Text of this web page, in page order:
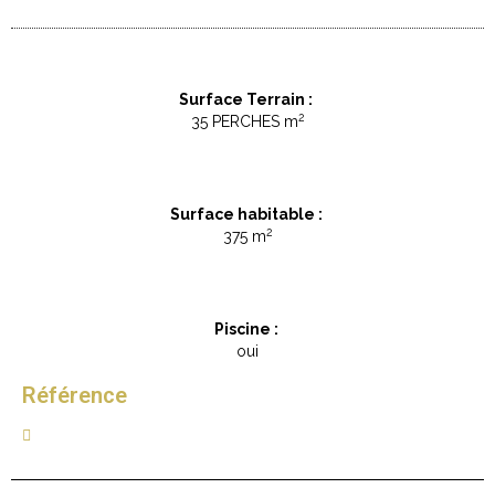
Surface Terrain :
35 PERCHES m2
Surface habitable :
375 m2
Piscine :
oui
Référence